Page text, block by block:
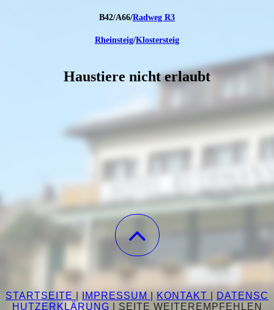
B42/A66/Radweg R3
Rheinsteig/Klostersteig
Haustiere nicht erlaubt
STARTSEITE IMPRESSUM KONTAKT
DATENSC
HUTZERKLÄRUNG
SEITE WEITEREMPFEHLEN